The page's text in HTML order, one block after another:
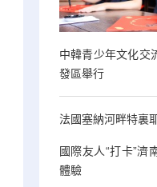
中韓青少年文化交
發區舉行
法國塞納河畔特裏
國際友人“打卡”濟
體驗